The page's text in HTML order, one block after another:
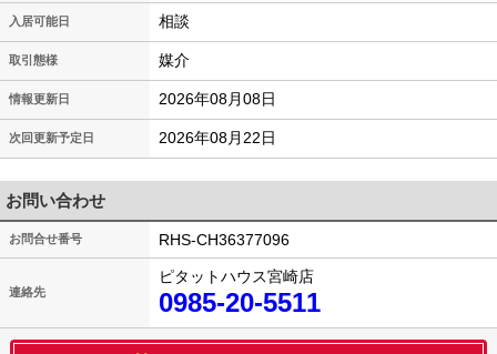
入居可能日 相談
取引態様 媒介
情報更新日 2026年08月08日
次回更新予定日 2026年08月22日
お問い合わせ
お問合せ番号 RHS-CH36377096
連絡先
ピタットハウス宮崎店
0985-20-5511